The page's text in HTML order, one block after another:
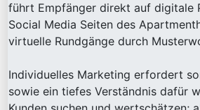
führt Empfänger direkt auf digitale
Social Media Seiten des
virtuelle Rundgänge durch
Individuelles Marketing erfordert
sowie ein tiefes Verständnis dafür